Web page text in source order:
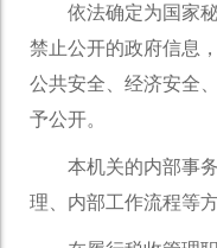
依法确定为国家
禁止公开的政府信息
公共安全、经济安全
予公开。
本机关的内部事
理、内部工作流程等